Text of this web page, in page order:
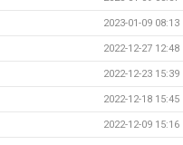
2023-01-09 08:13
2022-12-27 12:48
2022-12-23 15:39
2022-12-18 15:45
2022-12-09 15:16